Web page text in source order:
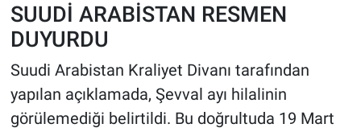
SUUDİ ARABİSTAN RESMEN
DUYURDU
Suudi Arabistan Kraliyet Divanı tarafından
yapılan açıklamada, Şevval ayı hilalinin
görülemediği belirtildi. Bu doğrultuda 19 Mart